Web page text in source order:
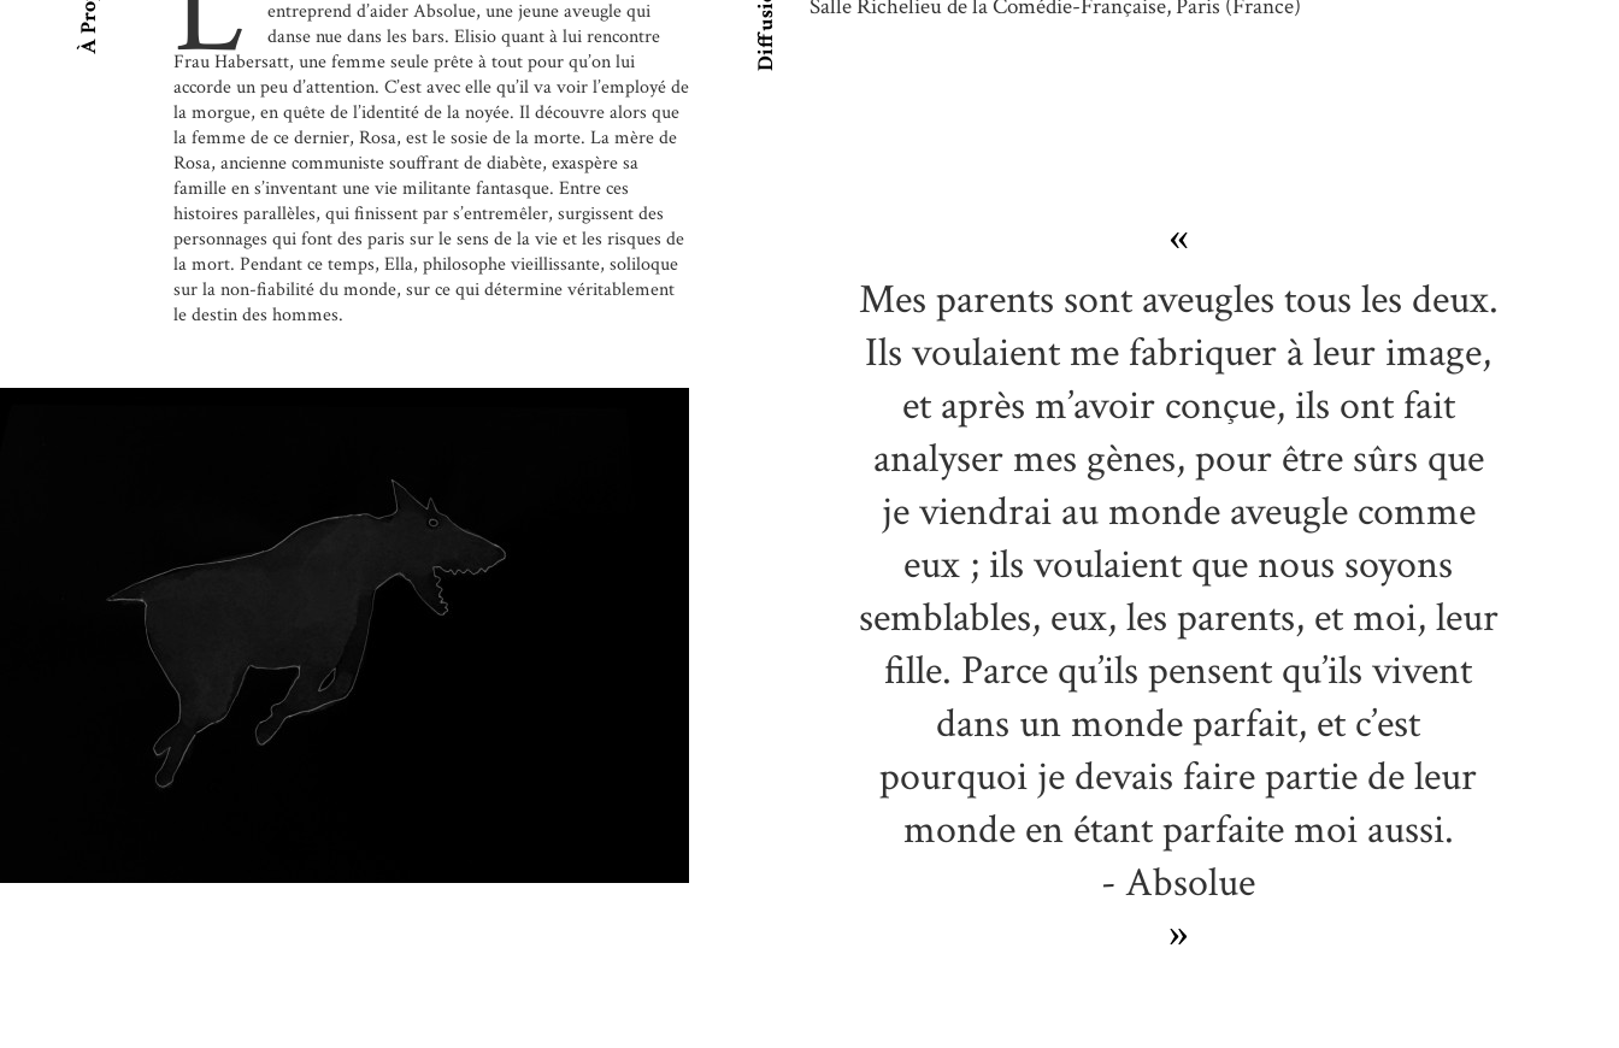
entreprend d’aider Absolue, une jeune aveugle qui
danse nue dans les bars. Elisio quant à lui rencontre
Frau Habersatt, une femme seule prête à tout pour qu’on lui
accorde un peu d’attention. C’est avec elle qu’il va voir l’employé de
la morgue, en quête de l’identité de la noyée. Il découvre alors que
la femme de ce dernier, Rosa, est le sosie de la morte. La mère de
Rosa, ancienne communiste souffrant de diabète, exaspère sa
famille en s’inventant une vie militante fantasque. Entre ces
histoires parallèles, qui finissent par s’entremêler, surgissent des
personnages qui font des paris sur le sens de la vie et les risques de
la mort. Pendant ce temps, Ella, philosophe vieillissante, soliloque
sur la non-fiabilité du monde, sur ce qui détermine véritablement
le destin des hommes.
Diffusions Salle Richelieu de la Comédie-Française, Paris (France)
«
Mes parents sont aveugles tous les deux.
Ils voulaient me fabriquer à leur image,
et après m’avoir conçue, ils ont fait
analyser mes gènes, pour être sûrs que
je viendrai au monde aveugle comme
eux ; ils voulaient que nous soyons
semblables, eux, les parents, et moi, leur
fille. Parce qu’ils pensent qu’ils vivent
dans un monde parfait, et c’est
pourquoi je devais faire partie de leur
monde en étant parfaite moi aussi.
- Absolue
»